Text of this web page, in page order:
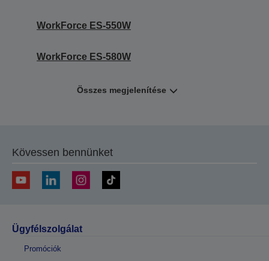
WorkForce ES-550W
WorkForce ES-580W
Összes megjelenítése
Kövessen bennünket
Ügyfélszolgálat
Promóciók